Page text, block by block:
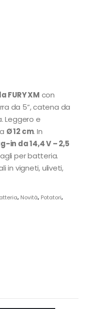
FURY XM con
da 5”, catena da
Leggero e
Ø 12 cm. In
in da 14,4 V – 2,5
per batteria.
in vigneti, uliveti,
, Novità, Potatori,